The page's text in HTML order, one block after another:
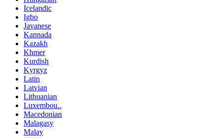
Icelandic
Igbo
Javanese
Kannada
Kazakh
Khmer
Kurdish
Kyrgyz
Latin
Latvian
Lithuanian
Luxembou..
Macedonian
Malagasy
Malay